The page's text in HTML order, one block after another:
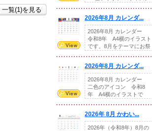
一覧(1)を見る
2026年8月 カレンダ...
2026年8月 カレンダー
令和8年 A4横のイラスト
です。8月をテーマにお祭
2026年8月 カレンダ...
2026年8月 カレンダー
二色のアイコン 令和8
年 A4横のイラストで
2026年 8月 かわい...
2026年（令和8年）8月の